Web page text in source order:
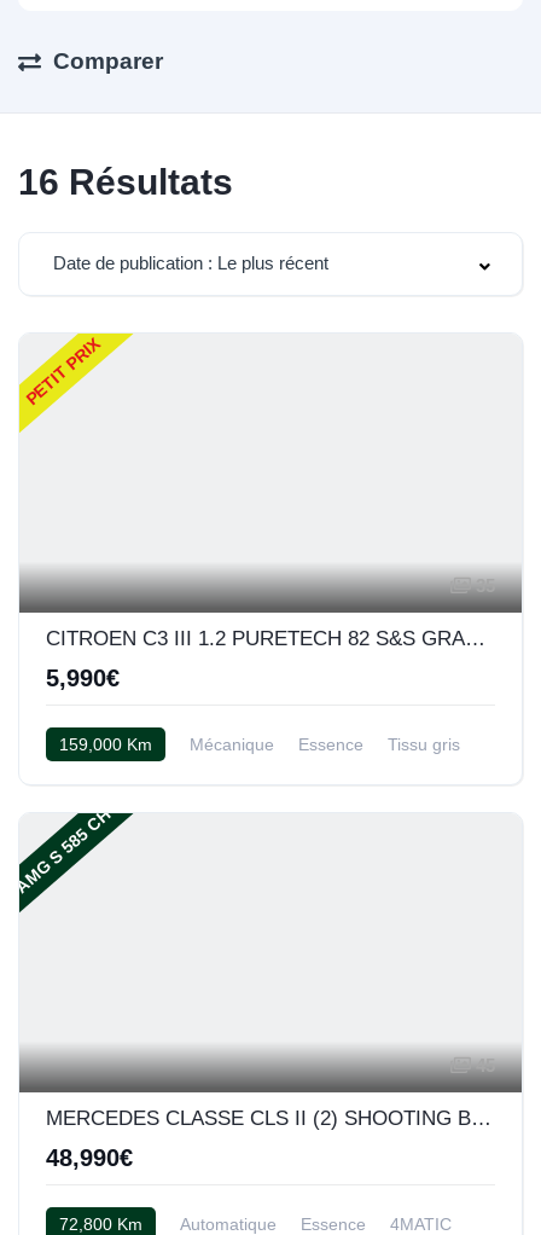
Comparer
16 Résultats
Date de publication : Le plus récent
PETIT PRIX
35
CITROEN C3 III 1.2 PURETECH 82 S&S GRAPHIC
5,990€
159,000 Km Mécanique Essence Tissu gris
AMG S 585 CH
45
MERCEDES CLASSE CLS II (2) SHOOTING BRAKE 5.5 63 AMG S 4MATIC
48,990€
72,800 Km Automatique Essence
4MATIC